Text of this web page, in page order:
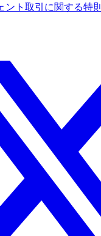
ント取引に関する特則